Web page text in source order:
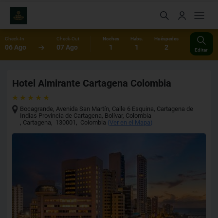
Check-In
06 Ago
Check-Out
07 Ago
Noches
1
Habs.
1
Huéspedes
2 Editar
Hotel Almirante Cartagena Colombia
Bocagrande, Avenida San Martín, Calle 6 Esquina, Cartagena de
Indias Provincia de Cartagena, Bolívar, Colombia
, Cartagena, 130001 , Colombia (Ver en el Mapa)